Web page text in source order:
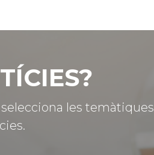
les temàtiques